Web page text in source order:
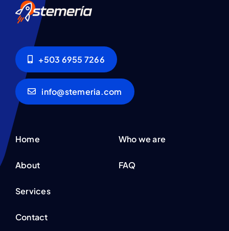
+503 6955 7266
info@stemeria.com
Home
About
Services
Contact
Who we are
FAQ